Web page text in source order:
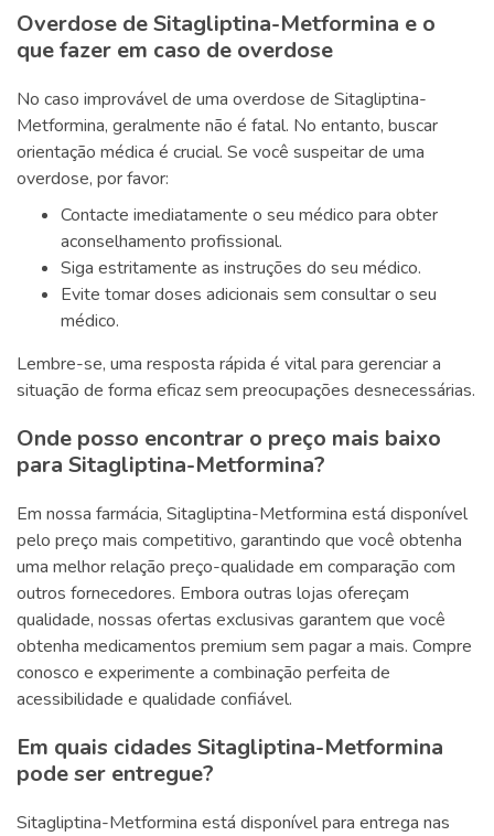
Overdose de Sitagliptina-Metformina e o
que fazer em caso de overdose
No caso improvável de uma overdose de Sitagliptina-
Metformina, geralmente não é fatal. No entanto, buscar
orientação médica é crucial. Se você suspeitar de uma
overdose, por favor:
Contacte imediatamente o seu médico para obter
aconselhamento profissional.
Siga estritamente as instruções do seu médico.
Evite tomar doses adicionais sem consultar o seu
médico.
Lembre-se, uma resposta rápida é vital para gerenciar a
situação de forma eficaz sem preocupações desnecessárias.
Onde posso encontrar o preço mais baixo
para Sitagliptina-Metformina?
Em nossa farmácia, Sitagliptina-Metformina está disponível
pelo preço mais competitivo, garantindo que você obtenha
uma melhor relação preço-qualidade em comparação com
outros fornecedores. Embora outras lojas ofereçam
qualidade, nossas ofertas exclusivas garantem que você
obtenha medicamentos premium sem pagar a mais. Compre
conosco e experimente a combinação perfeita de
acessibilidade e qualidade confiável.
Em quais cidades Sitagliptina-Metformina
pode ser entregue?
Sitagliptina-Metformina está disponível para entrega nas